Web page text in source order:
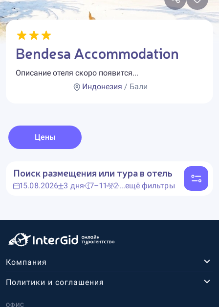
Bendesa Accommodation
Описание отеля скоро появится...
Индонезия / Бали
Цены
Поиск размещения или тура в отель
15.08.2026 3 дня 7–11 2...ещё фильтры
Компания
ОФИС
Политики и соглашения